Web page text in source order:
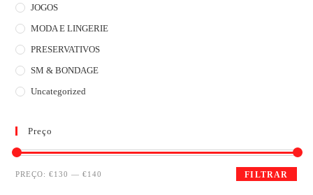
JOGOS
MODA E LINGERIE
PRESERVATIVOS
SM & BONDAGE
Uncategorized
Preço
FILTRAR
PREÇO:€130 —€140